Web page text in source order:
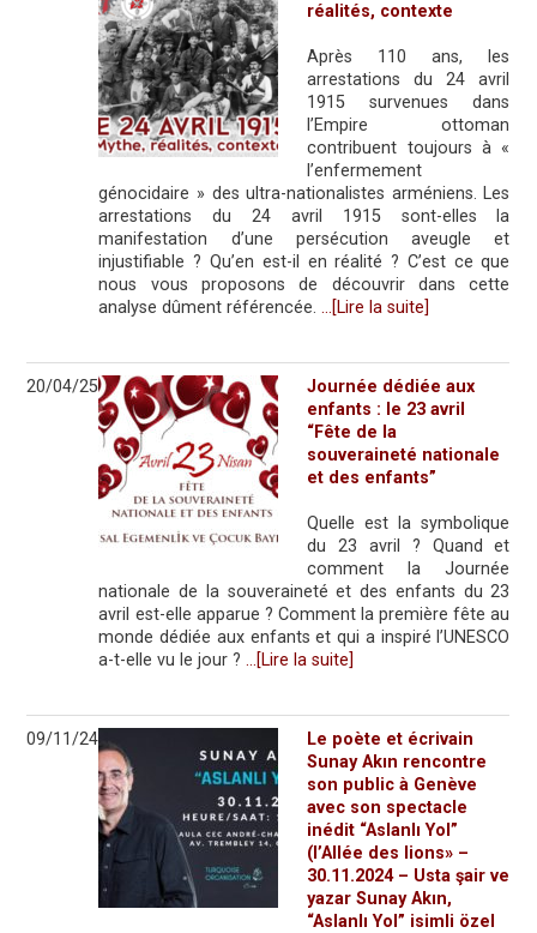
réalités, contexte
Après 110 ans, les
arrestations du 24 avril
1915 survenues dans
l’Empire ottoman
contribuent toujours à «
l’enfermement
génocidaire » des ultra-nationalistes arméniens. Les
arrestations du 24 avril 1915 sont-elles la
manifestation d’une persécution aveugle et
injustifiable ? Qu’en est-il en réalité ? C’est ce que
nous vous proposons de découvrir dans cette
analyse dûment référencée. …[Lire la suite]
20/04/25
Journée dédiée aux
enfants : le 23 avril
“Fête de la
souveraineté nationale
et des enfants”
Quelle est la symbolique
du 23 avril ? Quand et
comment la Journée
nationale de la souveraineté et des enfants du 23
avril est-elle apparue ? Comment la première fête au
monde dédiée aux enfants et qui a inspiré l’UNESCO
a-t-elle vu le jour ? …[Lire la suite]
09/11/24
Le poète et écrivain
Sunay Akın rencontre
son public à Genève
avec son spectacle
inédit “Aslanlı Yol”
(l’Allée des lions» –
30.11.2024 – Usta şair ve
yazar Sunay Akın,
“Aslanlı Yol” isimli özel